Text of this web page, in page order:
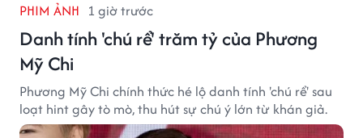
PHIM ẢNH 1 giờ trước
Danh tính 'chú rể' trăm tỷ của Phương
Mỹ Chi
Phương Mỹ Chi chính thức hé lộ danh tính 'chú rể' sau
loạt hint gây tò mò, thu hút sự chú ý lớn từ khán giả.